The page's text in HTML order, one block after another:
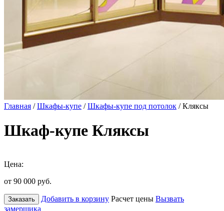
Главная /Шкафы-купе /Шкафы-купе под потолок / Кляксы
Шкаф-купе Кляксы
Цена:
от 90 000 руб.
Заказать Добавить в корзину Расчет цены Вызвать
замерщика